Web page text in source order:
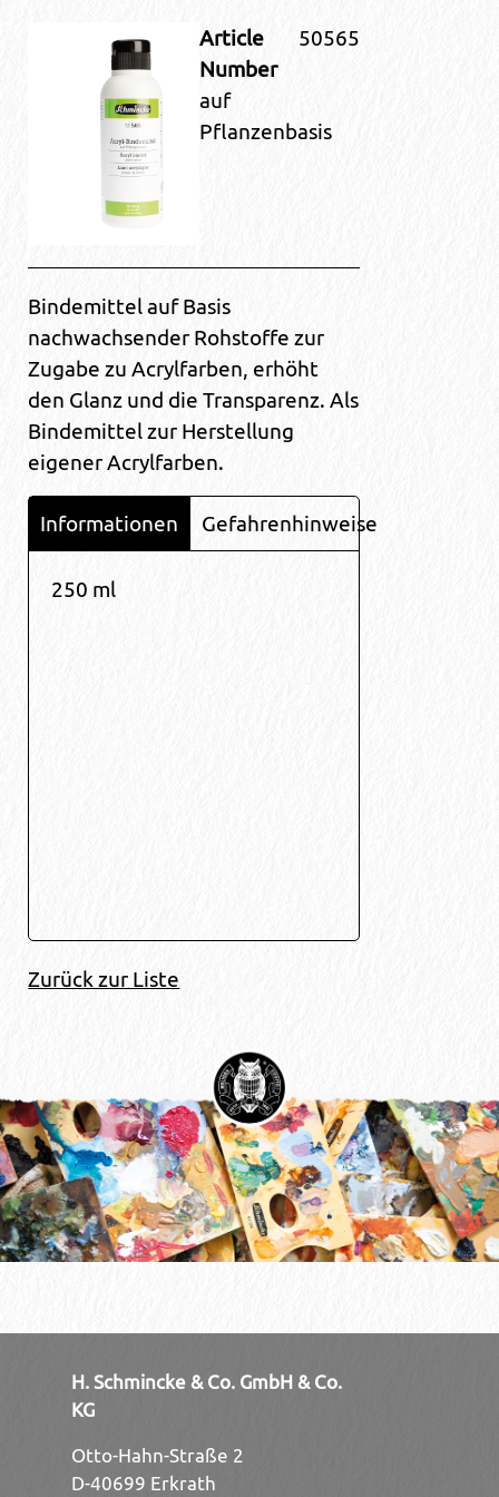
Article
Number
50565
auf
Pflanzenbasis
Bindemittel auf Basis
nachwachsender Rohstoffe zur
Zugabe zu Acrylfarben, erhöht
den Glanz und die Transparenz. Als
Bindemittel zur Herstellung
eigener Acrylfarben.
Informationen Gefahrenhinweise
250 ml
Zurück zur Liste
H. Schmincke & Co. GmbH & Co.
KG
Otto-Hahn-Straße 2
D-40699 Erkrath